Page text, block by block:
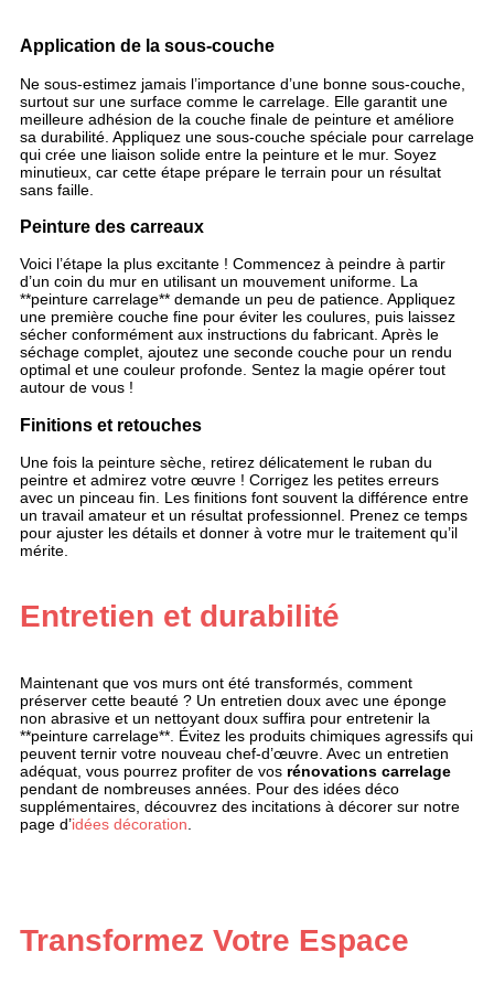
Application de la sous-couche
Ne sous-estimez jamais l’importance d’une bonne sous-couche,
surtout sur une surface comme le carrelage. Elle garantit une
meilleure adhésion de la couche finale de peinture et améliore
sa durabilité. Appliquez une sous-couche spéciale pour carrelage
qui crée une liaison solide entre la peinture et le mur. Soyez
minutieux, car cette étape prépare le terrain pour un résultat
sans faille.
Peinture des carreaux
Voici l’étape la plus excitante ! Commencez à peindre à partir
d’un coin du mur en utilisant un mouvement uniforme. La
**peinture carrelage** demande un peu de patience. Appliquez
une première couche fine pour éviter les coulures, puis laissez
sécher conformément aux instructions du fabricant. Après le
séchage complet, ajoutez une seconde couche pour un rendu
optimal et une couleur profonde. Sentez la magie opérer tout
autour de vous !
Finitions et retouches
Une fois la peinture sèche, retirez délicatement le ruban du
peintre et admirez votre œuvre ! Corrigez les petites erreurs
avec un pinceau fin. Les finitions font souvent la différence entre
un travail amateur et un résultat professionnel. Prenez ce temps
pour ajuster les détails et donner à votre mur le traitement qu’il
mérite.
Entretien et durabilité
Maintenant que vos murs ont été transformés, comment
préserver cette beauté ? Un entretien doux avec une éponge
non abrasive et un nettoyant doux suffira pour entretenir la
**peinture carrelage**. Évitez les produits chimiques agressifs qui
peuvent ternir votre nouveau chef-d’œuvre. Avec un entretien
adéquat, vous pourrez profiter de vos rénovations carrelage
pendant de nombreuses années. Pour des idées déco
supplémentaires, découvrez des incitations à décorer sur notre
page d’idées décoration
Transformez Votre Espace